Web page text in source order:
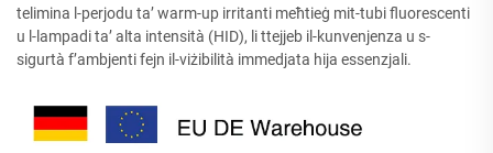
telimina l-perjodu ta’ warm-up irritanti meħtieġ mit-tubi fluorescenti
u l-lampadi ta’ alta intensità (HID), li ttejjeb il-kunvenjenza u s-
sigurtà f’ambjenti fejn il-viżibilità immedjata hija essenzjali.